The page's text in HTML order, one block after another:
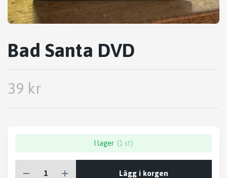
Bad Santa DVD
39 kr
I lager (1 st)
Lägg i korgen